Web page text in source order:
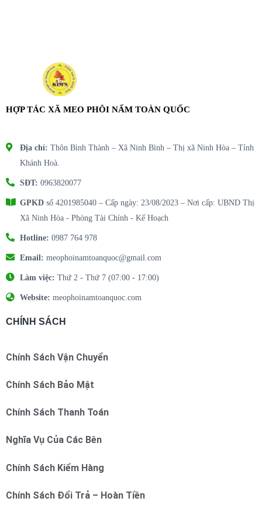
HỢP TÁC XÃ MEO PHÔI NẤM TOÀN QUỐC
Địa chỉ: Thôn Bình Thành – Xã Ninh Bình – Thị xã Ninh Hòa – Tỉnh
Khánh Hoà.
SĐT: 0963820077
GPKDsố 4201985040 – Cấp ngày: 23/08/2023 – Nơi cấp: UBND Thị
Xã Ninh Hòa - Phòng Tài Chính - Kế Hoạch
Hotline: 0987 764 978
Email: meophoinamtoanquoc@gmail.com
Làm việc: Thứ 2 - Thứ 7 (07:00 - 17:00)
Website: meophoinamtoanquoc.com
CHÍNH SÁCH
Chính Sách Vận Chuyển
Chính Sách Bảo Mật
Chính Sách Thanh Toán
Nghĩa Vụ Của Các Bên
Chính Sách Kiểm Hàng
Chính Sách Đổi Trả – Hoàn Tiền